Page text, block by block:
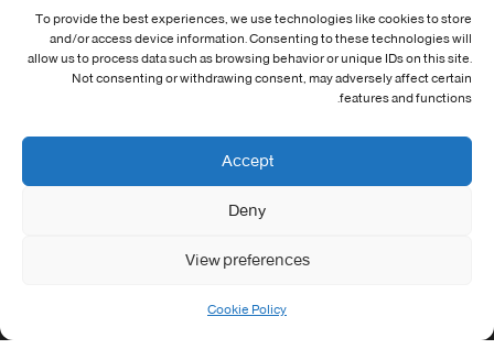
To provide the best experiences, we use technologies like cookies to store
and/or access device information. Consenting to these technologies will
allow us to process data such as browsing behavior or unique IDs on this site.
Not consenting or withdrawing consent, may adversely affect certain
features and functions.
Accept
Deny
View preferences
Cookie Policy
معلومات الاتصال
Address:
جامعة العربي التبسي طريق قسنطينة - تبسة
contact@univ-tebessa.dz